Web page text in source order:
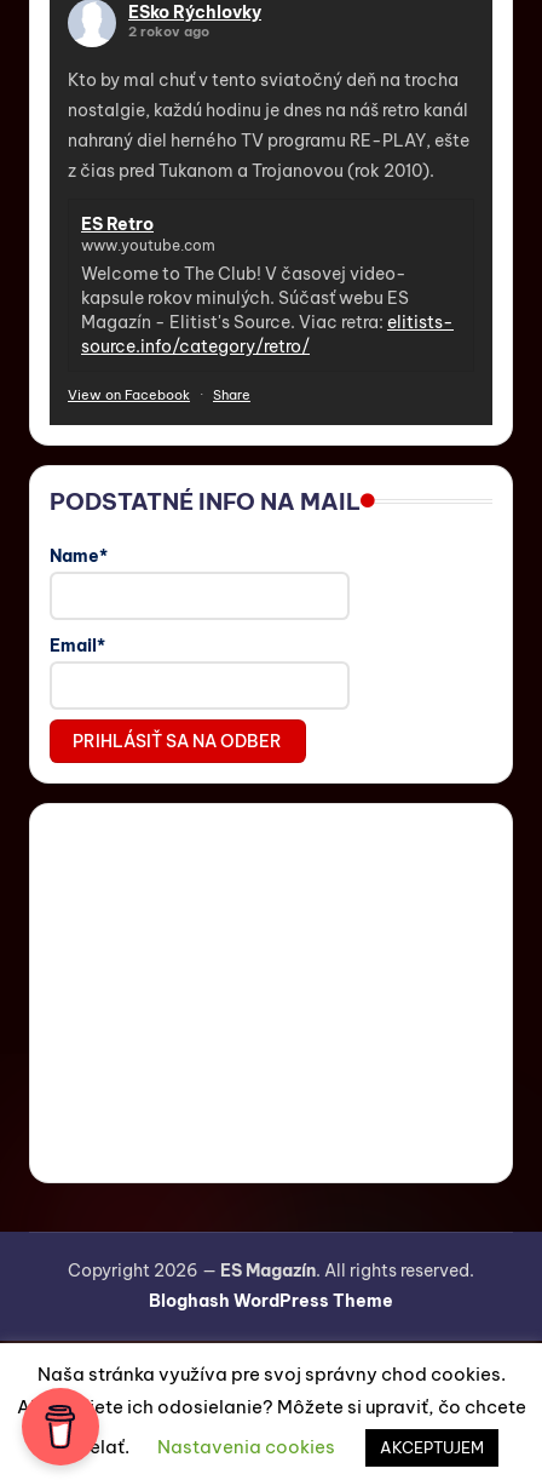
ESko Rýchlovky
2 rokov ago
Kto by mal chuť v tento sviatočný deň na trocha
nostalgie, každú hodinu je dnes na náš retro kanál
nahraný diel herného TV programu RE-PLAY, ešte
z čias pred Tukanom a Trojanovou (rok 2010).
ES Retro
www.youtube.com
Welcome to The Club! V časovej video-
kapsule rokov minulých. Súčasť webu ES
Magazín - Elitist's Source. Viac retra: elitists-
source.info/category/retro/
View on Facebook · Share
PODSTATNÉ INFO NA MAIL
Name*
Email*
Copyright 2026 — ES Magazín. All rights reserved.
Bloghash WordPress Theme
Naša stránka využíva pre svoj správny chod cookies.
Akceptujete ich odosielanie? Môžete si upraviť, čo chcete
odosielať.
Nastavenia cookies AKCEPTUJEM